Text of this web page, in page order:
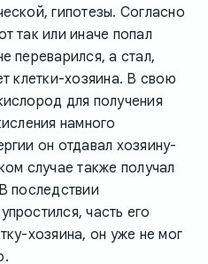
гипотезы. Согласно
так или иначе попал
переварился, а стал,
клетки-хозяина. В свою
для получения
намного
он отдавал хозяину-
случае также получал
последствии
часть его
хозяина, он уже не мог